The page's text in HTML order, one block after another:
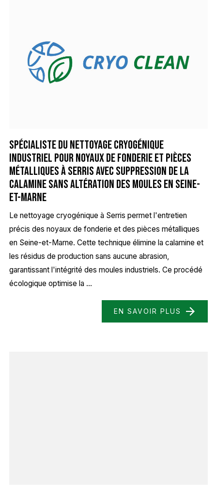
Spécialiste du nettoyage cryogénique
industriel pour noyaux de fonderie et pièces
métalliques à Serris avec suppression de la
calamine sans altération des moules en Seine-
et-Marne
Le nettoyage cryogénique à Serris permet l'entretien
précis des noyaux de fonderie et des pièces métalliques
en Seine-et-Marne. Cette technique élimine la calamine et
les résidus de production sans aucune abrasion,
garantissant l'intégrité des moules industriels. Ce procédé
écologique optimise la ...
EN SAVOIR PLUS